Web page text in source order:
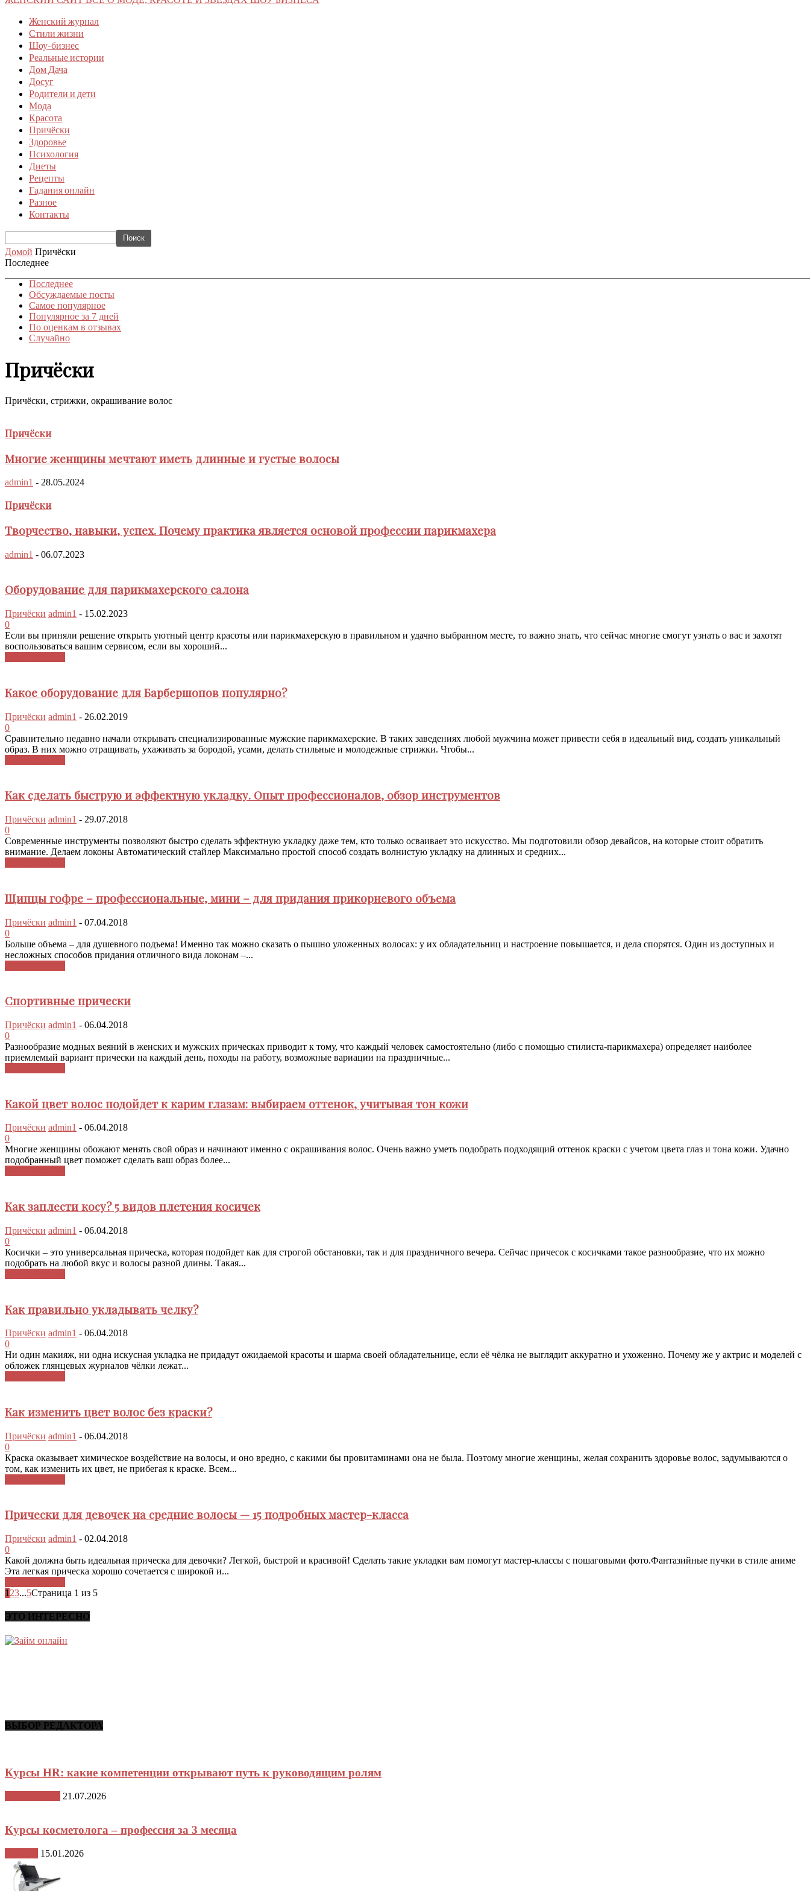
Женский журнал
Стили жизни
Шоу-бизнес
Реальные истории
Дом Дача
Досуг
Родители и дети
Мода
Красота
Причёски
Здоровье
Психология
Диеты
Рецепты
Гадания онлайн
Разное
Контакты
Домой Причёски
Последнее
Последнее
Обсуждаемые посты
Самое популярное
Популярное за 7 дней
По оценкам в отзывах
Случайно
Причёски
Причёски, стрижки, окрашивание волос
Причёски
Многие женщины мечтают иметь длинные и густые волосы
admin1 - 28.05.2024
Причёски
Творчество, навыки, успех. Почему практика является основой профессии парикмахера
admin1 - 06.07.2023
Оборудование для парикмахерского салона
Причёски admin1 - 15.02.2023
0
Если вы приняли решение открыть уютный центр красоты или парикмахерскую в правильном и удачно выбранном месте, то важно знать, что сейчас многие смогут узнать о вас и захотят
воспользоваться вашим сервисом, если вы хороший...
Какое оборудование для Барбершопов популярно?
Причёски admin1 - 26.02.2019
0
Сравнительно недавно начали открывать специализированные мужские парикмахерские. В таких заведениях любой мужчина может привести себя в идеальный вид, создать уникальный
образ. В них можно отращивать, ухаживать за бородой, усами, делать стильные и молодежные стрижки. Чтобы...
Как сделать быструю и эффектную укладку. Опыт профессионалов, обзор инструментов
Причёски admin1 - 29.07.2018
0
Современные инструменты позволяют быстро сделать эффектную укладку даже тем, кто только осваивает это искусство. Мы подготовили обзор девайсов, на которые стоит обратить
внимание. Делаем локоны Автоматический стайлер Максимально простой способ создать волнистую укладку на длинных и средних...
Щипцы гофре – профессиональные, мини – для придания прикорневого объема
Причёски admin1 - 07.04.2018
0
Больше объема – для душевного подъема! Именно так можно сказать о пышно уложенных волосах: у их обладательниц и настроение повышается, и дела спорятся. Один из доступных и
несложных способов придания отличного вида локонам –...
Спортивные прически
Причёски admin1 - 06.04.2018
0
Разнообразие модных веяний в женских и мужских прическах приводит к тому, что каждый человек самостоятельно (либо с помощью стилиста-парикмахера) определяет наиболее
приемлемый вариант прически на каждый день, походы на работу, возможные вариации на праздничные...
Какой цвет волос подойдет к карим глазам: выбираем оттенок, учитывая тон кожи
Причёски admin1 - 06.04.2018
0
Многие женщины обожают менять свой образ и начинают именно с окрашивания волос. Очень важно уметь подобрать подходящий оттенок краски с учетом цвета глаз и тона кожи. Удачно
подобранный цвет поможет сделать ваш образ более...
Как заплести косу? 5 видов плетения косичек
Причёски admin1 - 06.04.2018
0
Косички – это универсальная прическа, которая подойдет как для строгой обстановки, так и для праздничного вечера. Сейчас причесок с косичками такое разнообразие, что их можно
подобрать на любой вкус и волосы разной длины. Такая...
Как правильно укладывать челку?
Причёски admin1 - 06.04.2018
0
Ни один макияж, ни одна искусная укладка не придадут ожидаемой красоты и шарма своей обладательнице, если её чёлка не выглядит аккуратно и ухоженно. Почему же у актрис и моделей с
обложек глянцевых журналов чёлки лежат...
Как изменить цвет волос без краски?
Причёски admin1 - 06.04.2018
0
Краска оказывает химическое воздействие на волосы, и оно вредно, с какими бы провитаминами она не была. Поэтому многие женщины, желая сохранить здоровье волос, задумываются о
том, как изменить их цвет, не прибегая к краске. Всем...
Прически для девочек на средние волосы — 15 подробных мастер-класса
Причёски admin1 - 02.04.2018
0
Какой должна быть идеальная прическа для девочки? Легкой, быстрой и красивой! Сделать такие укладки вам помогут мастер-классы с пошаговыми фото.Фантазийные пучки в стиле аниме
Эта легкая прическа хорошо сочетается с широкой и...
1 23...5Страница 1 из 5
ЭТО ИНТЕРЕСНО
ВЫБОР РЕДАКТОРА
Курсы HR: какие компетенции открывают путь к руководящим ролям
21.07.2026
Курсы косметолога – профессия за 3 месяца
15.01.2026